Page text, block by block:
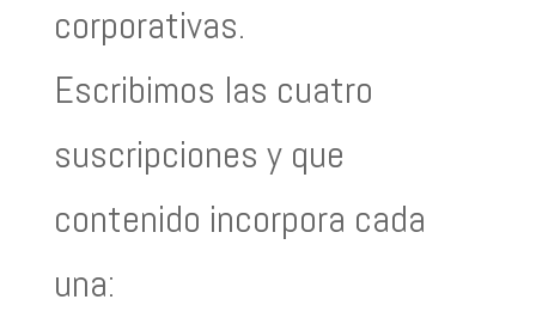
corporativas.
Escribimos las cuatro
suscripciones y que
contenido incorpora cada
una: